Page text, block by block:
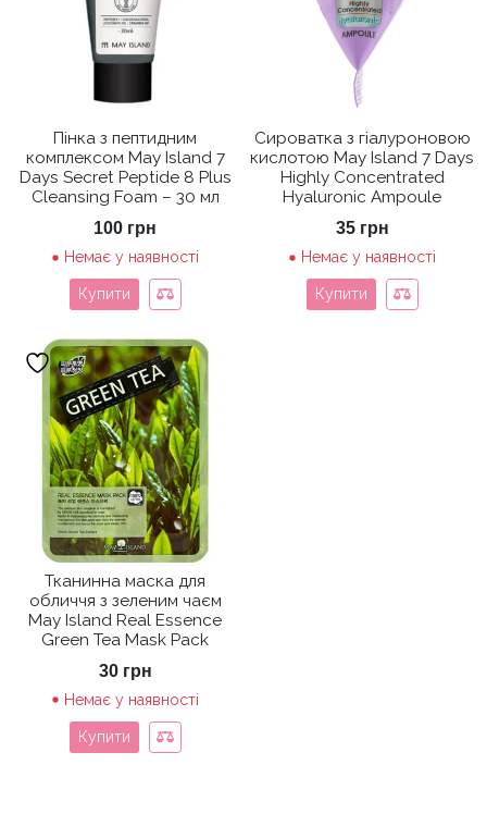
Пінка з пептидним
комплексом May Island 7
Days Secret Peptide 8 Plus
Cleansing Foam – 30 мл
100 грн
Немає у наявності
Купити
Сироватка з гіалуроновою
кислотою May Island 7 Days
Highly Concentrated
Hyaluronic Ampoule
35 грн
Немає у наявності
Купити
Тканинна маска для
обличчя з зеленим чаєм
May Island Real Essence
Green Tea Mask Pack
30 грн
Немає у наявності
Купити